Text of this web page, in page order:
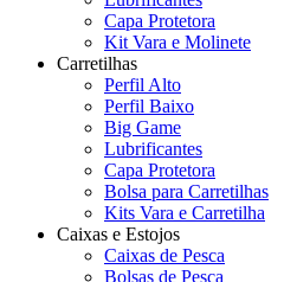
Capa Protetora
Kit Vara e Molinete
Carretilhas
Perfil Alto
Perfil Baixo
Big Game
Lubrificantes
Capa Protetora
Bolsa para Carretilhas
Kits Vara e Carretilha
Caixas e Estojos
Caixas de Pesca
Bolsas de Pesca